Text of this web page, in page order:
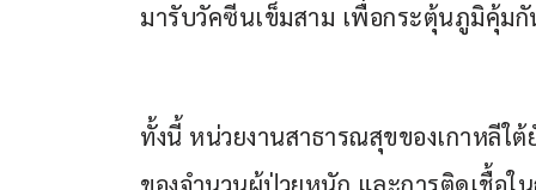
มารับวัคซีนเข็มสาม เพื่อกระตุ้นภูมิคุ้ม
ทั้งนี้ หน่วยงานสาธารณสุขของเกาหลีใ